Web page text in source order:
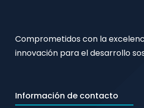
Comprometidos con la
innovación para el desarrollo
Información de contacto